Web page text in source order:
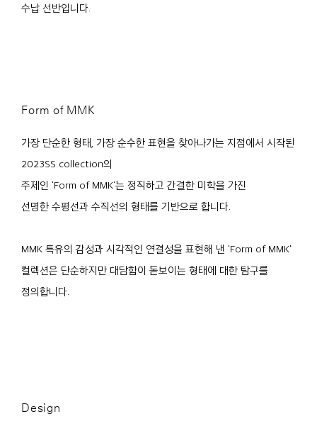
수납 선반입니다.
Form of MMK
가장 단순한 형태, 가장 순수한 표현을 찾아나가는 지점에서 시작된
2023SS collection의
주제인 'Form of MMK'는 정직하고 간결한 미학을 가진
선명한 수평선과 수직선의 형태를 기반으로 합니다.
MMK 특유의 감성과 시각적인 연결성을 표현해 낸 'Form of MMK'
컬렉션은 단순하지만 대담함이 돋보이는 형태에 대한 탐구를
정의합니다.
Design